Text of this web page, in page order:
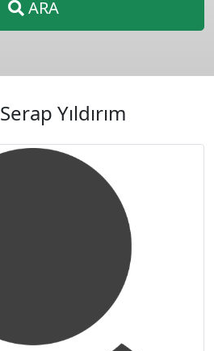
ARA
Serap Yıldırım